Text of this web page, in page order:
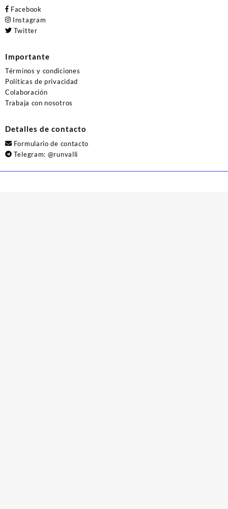
Facebook
Instagram
Twitter
Importante
Términos y condiciones
Políticas de privacidad
Colaboración
Trabaja con nosotros
Detalles de contacto
Formulario de contacto
Telegram: @runvalli